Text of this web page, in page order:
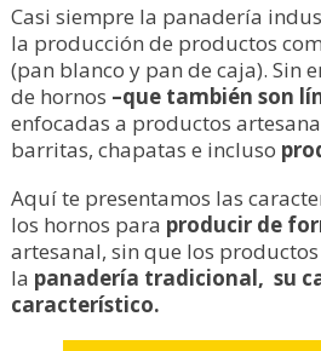
Casi siempre la panadería
la producción de productos
(pan blanco y pan de caja). Sin
de hornos –que también son
enfocadas a productos
barritas, chapatas e incluso
Aquí te presentamos las
los hornos para producir de
artesanal, sin que los
la panadería tradicional, su
característico.